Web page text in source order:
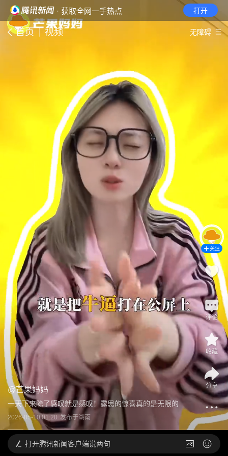
· 获取全网一手热点 打开
首页 视频 无障碍
@芒果妈妈
一天下来除了感叹就是感叹！露思的惊喜真的是无限的
2026-05-10 01:20 发布于湖南
关注
1
评论
收藏
分享
打开腾讯新闻客户端说两句